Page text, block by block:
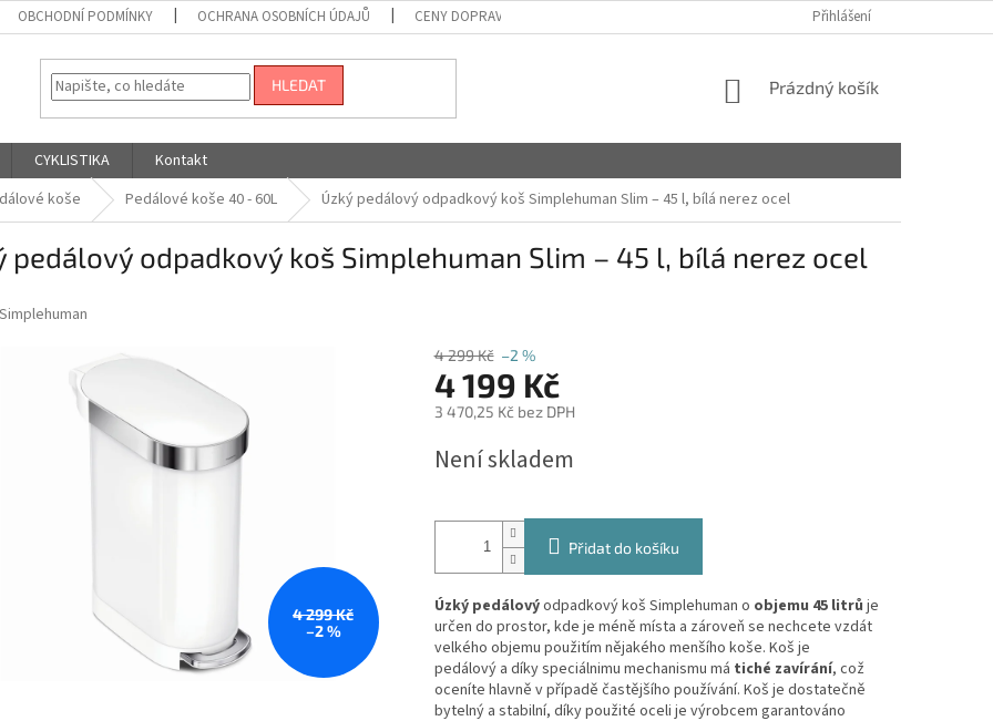
OBCHODNÍ PODMÍNKY OCHRANA OSOBNÍCH ÚDAJŮ CENY DOPRAVY Přihlášení
HLEDAT
NÁKUPNÍ
Prázdný košík
CYKLISTIKA
Kontakt
koše
Pedálové koše 40 - 60L Úzký pedálový odpadkový koš Simplehuman Slim – 45 l, bílá nerez ocel
pedálový odpadkový koš Simplehuman Slim – 45 l, bílá nerez ocel
Simplehuman
4 299 Kč
–2 %
4 299 Kč –2 %
4 199 Kč
3 470,25 Kč bez DPH
cena:
Není skladem
Přidat do košíku
Úzký pedálovýodpadkový koš Simplehuman o objemu 45 litrů je
určen do prostor, kde je méně místa a zároveň se nechcete vzdát
velkého objemu použitím nějakého menšího koše. Koš je
pedálový a díky speciálnimu mechanismu má tiché zavírání, což
oceníte hlavně v případě častějšího používání. Koš je dostatečně
bytelný a stabilní, díky použité oceli je výrobcem garantováno